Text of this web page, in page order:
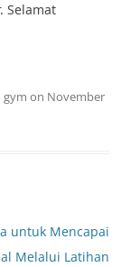
Selamat
gym on November
untuk Mencapai
Melalui Latihan